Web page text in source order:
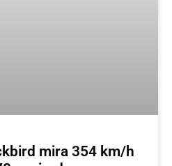
mira 354 km/h